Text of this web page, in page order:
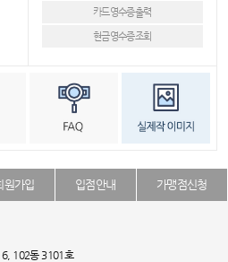
카드영수증출력
현금영수증조회
원가입 입점안내 가맹점신청
6, 102동 3101호